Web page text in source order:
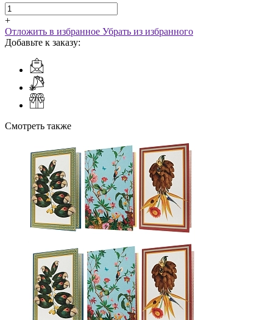
+
Отложить в избранное Убрать из избранного
Добавьте к заказу:
Смотреть также